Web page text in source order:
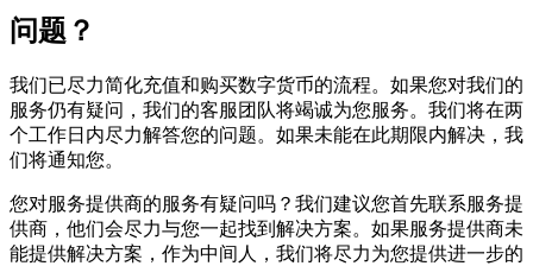
问题？
我们已尽力简化充值和购买数字货币的流程。如果您对我们的
服务仍有疑问，我们的客服团队将竭诚为您服务。我们将在两
个工作日内尽力解答您的问题。如果未能在此期限内解决，我
们将通知您。
您对服务提供商的服务有疑问吗？我们建议您首先联系服务提
供商，他们会尽力与您一起找到解决方案。如果服务提供商未
能提供解决方案，作为中间人，我们将尽力为您提供进一步的